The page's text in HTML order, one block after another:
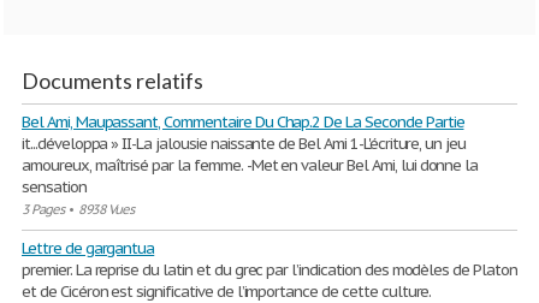
Documents relatifs
Bel Ami, Maupassant, Commentaire Du Chap.2 De La Seconde Partie
it...développa » II-La jalousie naissante de Bel Ami 1-L'écriture, un jeu
amoureux, maîtrisé par la femme. -Met en valeur Bel Ami, lui donne la
sensation
3 Pages• 8938 Vues
Lettre de gargantua
premier. La reprise du latin et du grec par l’indication des modèles de Platon
et de Cicéron est significative de l’importance de cette culture.